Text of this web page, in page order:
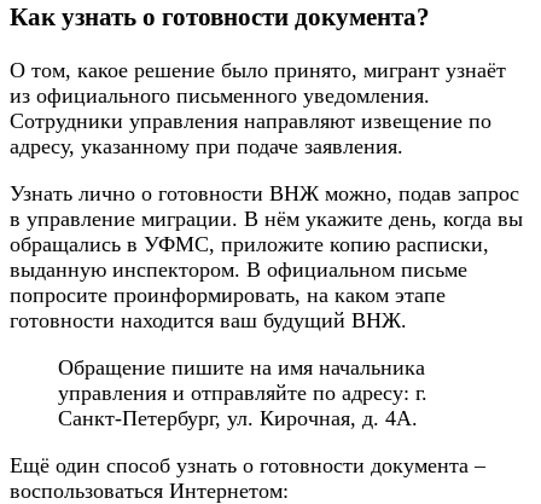
Как узнать о готовности документа?
О том, какое решение было принято, мигрант узнаёт
из официального письменного уведомления.
Сотрудники управления направляют извещение по
адресу, указанному при подаче заявления.
Узнать лично о готовности ВНЖ можно, подав запрос
в управление миграции. В нём укажите день, когда вы
обращались в УФМС, приложите копию расписки,
выданную инспектором. В официальном письме
попросите проинформировать, на каком этапе
готовности находится ваш будущий ВНЖ.
Обращение пишите на имя начальника
управления и отправляйте по адресу: г.
Санкт-Петербург, ул. Кирочная, д. 4А.
Ещё один способ узнать о готовности документа –
воспользоваться Интернетом: